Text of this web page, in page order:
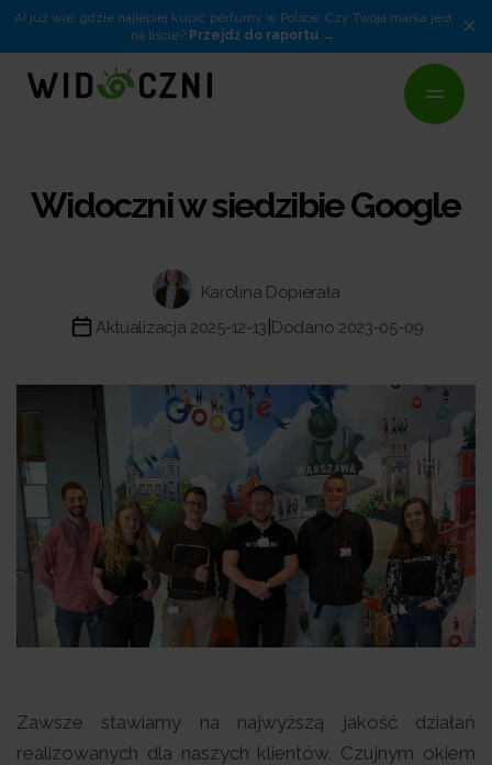
AI już wie, gdzie najlepiej kupić perfumy w Polsce. Czy Twoja marka jest
na liście? Przejdź do raportu ×
Widoczni w siedzibie Google
Karolina Dopierała
Aktualizacja 2025-12-13 Dodano 2023-05-09
Zawsze stawiamy na najwyższą jakość działań
realizowanych dla naszych klientów. Czujnym okiem